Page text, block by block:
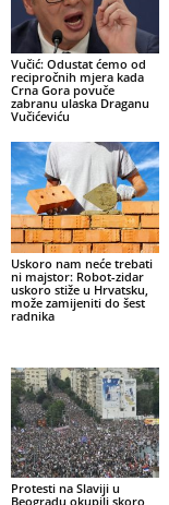
Vučić: Odustat ćemo od
recipročnih mjera kada
Crna Gora povuče
zabranu ulaska Draganu
Vučićeviću
Uskoro nam neće trebati
ni majstor: Robot-zidar
uskoro stiže u Hrvatsku,
može zamijeniti do šest
radnika
Protesti na Slaviji u
Beogradu okupili skoro